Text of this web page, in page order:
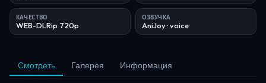
КАЧЕСТВО
WEB-DLRip 720p
ОЗВУЧКА
AniJoy· voice
Смотреть Галерея Информация